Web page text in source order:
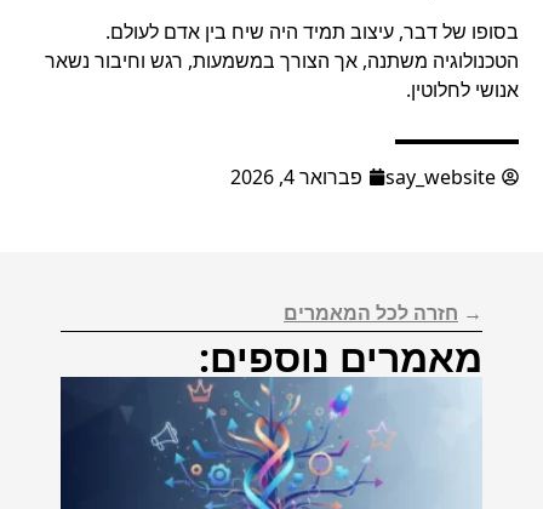
בסופו של דבר, עיצוב תמיד היה שיח בין אדם לעולם.
הטכנולוגיה משתנה, אך הצורך במשמעות, רגש וחיבור נשאר
אנושי לחלוטין.
say_website פברואר 4, 2026
מאמרים נוספים:
→ חזרה לכל המאמרים